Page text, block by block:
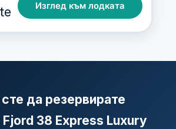
Изглед към лодката
да резервирате
38 Express Luxury